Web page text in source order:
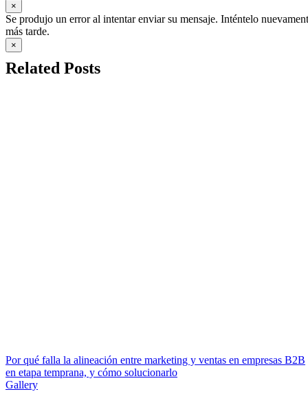
×
Se produjo un error al intentar enviar su mensaje. Inténtelo
más tarde.
×
Related Posts
Por qué falla la alineación entre marketing y ventas en empresas B2B
en etapa temprana, y cómo solucionarlo
Gallery